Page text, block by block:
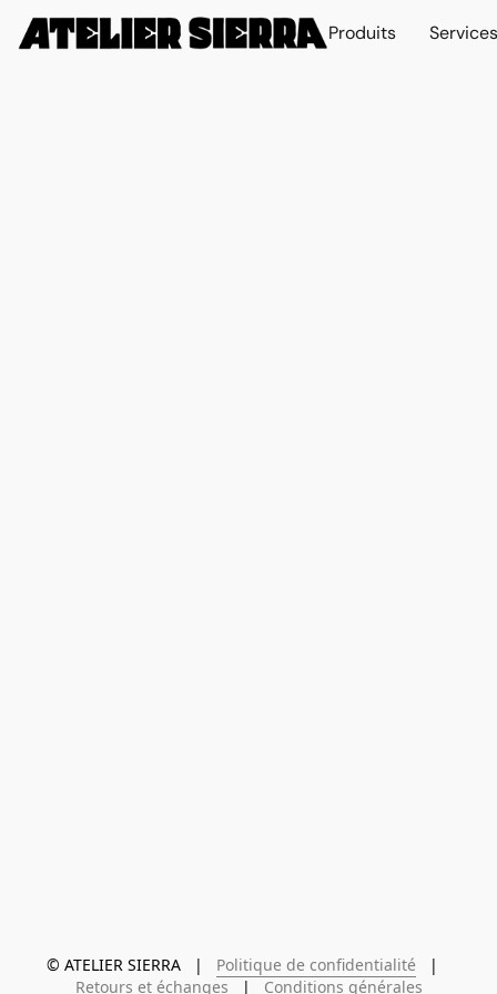
Produits Services
© ATELIER SIERRA   | Politique de confidentialité
Retours et échanges
   |
Conditions générales